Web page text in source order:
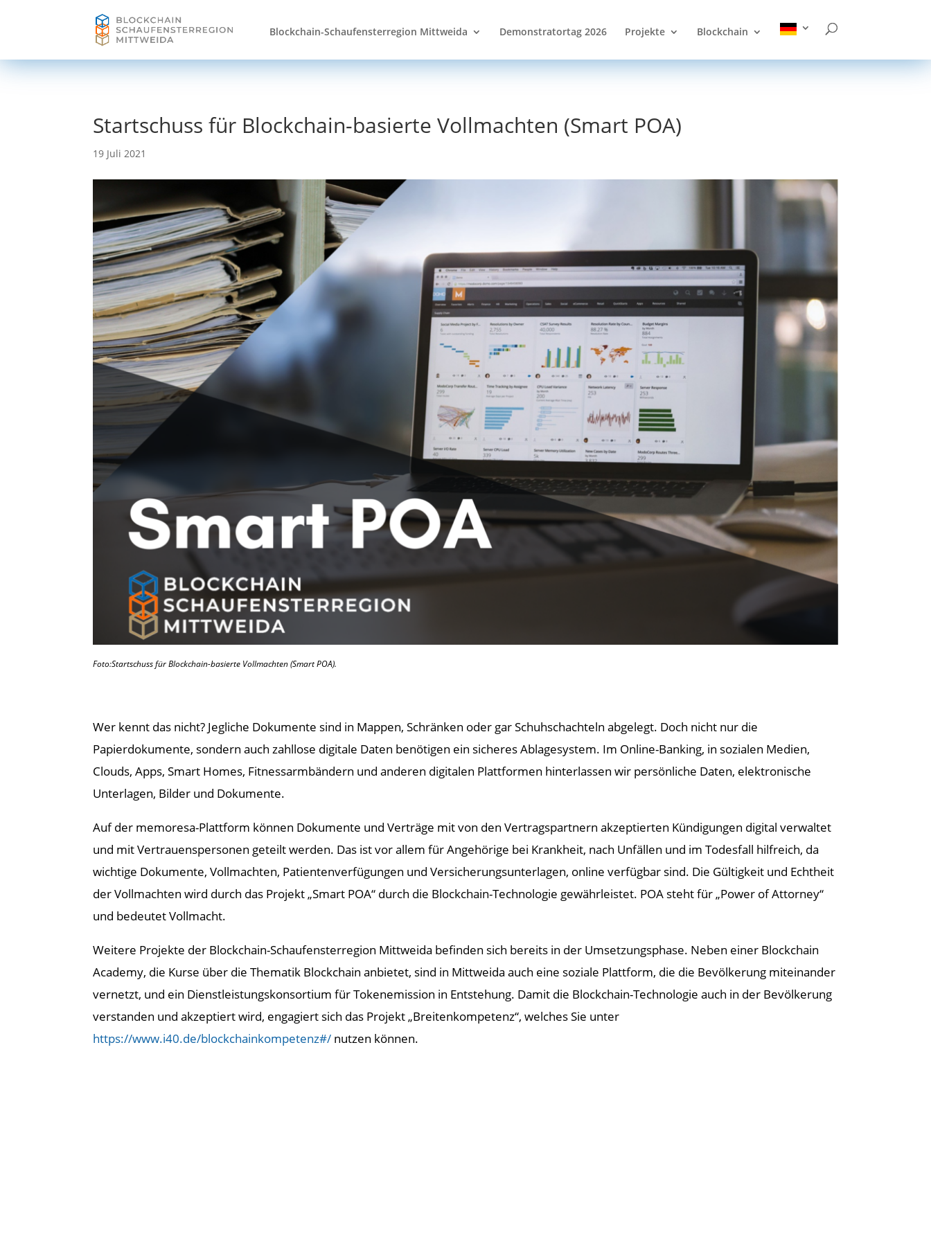
Blockchain-Schaufensterregion Mittweida Demonstratortag 2026 Projekte Blockchain
Startschuss für Blockchain-basierte Vollmachten (Smart POA)
19 Juli 2021
Foto:Startschuss für Blockchain-basierte Vollmachten (Smart POA).
Wer kennt das nicht? Jegliche Dokumente sind in Mappen, Schränken oder gar Schuhschachteln abgelegt. Doch nicht nur die
Papierdokumente, sondern auch zahllose digitale Daten benötigen ein sicheres Ablagesystem. Im Online-Banking, in sozialen Medien,
Clouds, Apps, Smart Homes, Fitnessarmbändern und anderen digitalen Plattformen hinterlassen wir persönliche Daten, elektronische
Unterlagen, Bilder und Dokumente.
Auf der memoresa-Plattform können Dokumente und Verträge mit von den Vertragspartnern akzeptierten Kündigungen digital verwaltet
und mit Vertrauenspersonen geteilt werden. Das ist vor allem für Angehörige bei Krankheit, nach Unfällen und im Todesfall hilfreich, da
wichtige Dokumente, Vollmachten, Patientenverfügungen und Versicherungsunterlagen, online verfügbar sind. Die Gültigkeit und Echtheit
der Vollmachten wird durch das Projekt „Smart POA“ durch die Blockchain-Technologie gewährleistet. POA steht für „Power of Attorney“
und bedeutet Vollmacht.
Weitere Projekte der Blockchain-Schaufensterregion Mittweida befinden sich bereits in der Umsetzungsphase. Neben einer Blockchain
Academy, die Kurse über die Thematik Blockchain anbietet, sind in Mittweida auch eine soziale Plattform, die die Bevölkerung miteinander
vernetzt, und ein Dienstleistungskonsortium für Tokenemission in Entstehung. Damit die Blockchain-Technologie auch in der Bevölkerung
verstanden und akzeptiert wird, engagiert sich das Projekt „Breitenkompetenz“, welches Sie unter
https://www.i40.de/blockchainkompetenz#/ nutzen können.